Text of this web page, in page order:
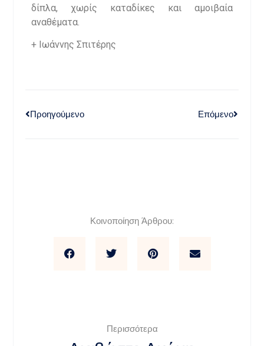
δίπλα, χωρίς καταδίκες και αμοιβαία
αναθέματα.
+ Ιωάννης Σπιτέρης
Προηγούμενο Επόμενο
Κοινοποίηση Άρθρου:
Περισσότερα